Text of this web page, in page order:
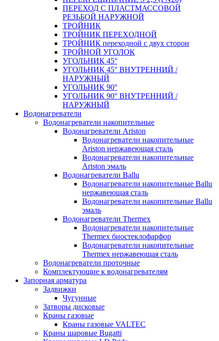
ПЕРЕХОД С ПЛАСТМАССОВОЙ
РЕЗЬБОЙ НАРУЖНОЙ
ТРОЙНИК
ТРОЙНИК ПЕРЕXОДНОЙ
ТРОЙНИК переходной с двух сторон
ТРОЙНОЙ УГОЛОК
УГОЛЬНИК 45°
УГОЛЬНИК 45° ВНУТРЕННИЙ /
НАРУЖНЫЙ
УГОЛЬНИК 90°
УГОЛЬНИК 90° ВНУТРЕННИЙ /
НАРУЖНЫЙ
Водонагреватели
Водонагреватели накопительные
Водонагреватели Ariston
Водонагреватели накопительные
Ariston нержавеющая сталь
Водонагреватели накопительные
Ariston эмаль
Водонагреватели Ballu
Водонагреватели накопительные Ballu
нержавеющая сталь
Водонагреватели накопительные Ballu
эмаль
Водонагреватели Thermex
Водонагреватели накопительные
Thermex биостеклофарфор
Водонагреватели накопительные
Thermex нержавеющая сталь
Водонагреватели проточные
Комплектующие к водонагревателям
Запорная арматура
Задвижки
Чугунные
Затворы дисковые
Краны газовые
Краны газовые VALTEC
Краны шаровые Bugatti